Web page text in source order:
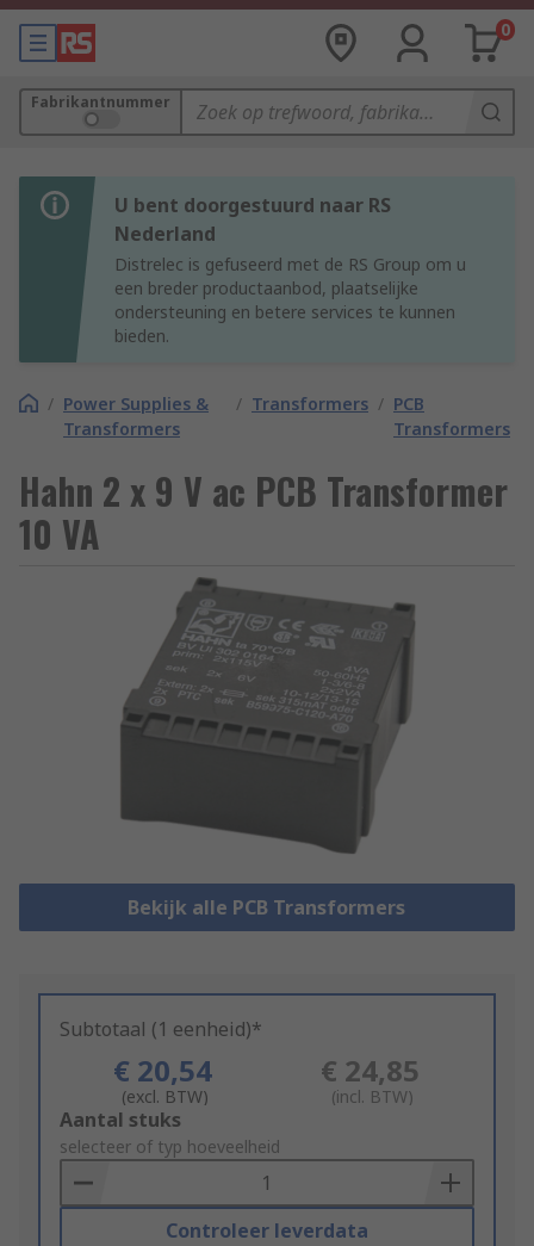
0
Fabrikantnummer
U bent doorgestuurd naar RS
Nederland
Distrelec is gefuseerd met de RS Group om u
een breder productaanbod, plaatselijke
ondersteuning en betere services te kunnen
bieden.
/ Power Supplies &
Transformers
/ Transformers / PCB
Transformers
Hahn 2 x 9 V ac PCB Transformer
10 VA
Bekijk alle PCB Transformers
Subtotaal (1 eenheid)*
€ 20,54
(excl. BTW)
€ 24,85
(incl. BTW)
Add
to
Basket
Aantal stuks
selecteer of typ hoeveelheid
Controleer leverdata